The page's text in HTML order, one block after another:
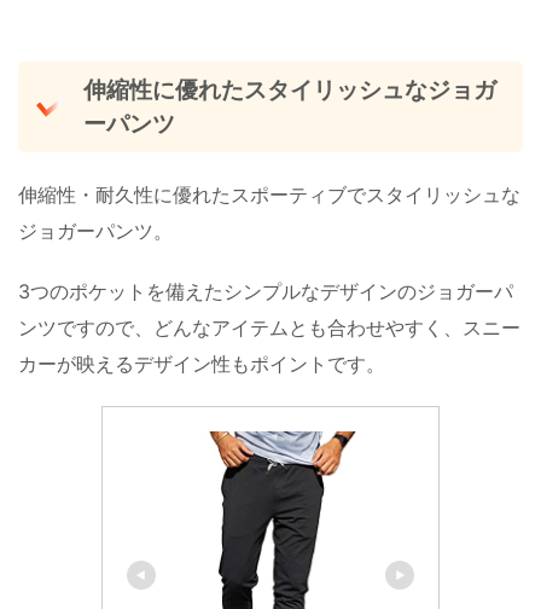
伸縮性に優れたスタイリッシュなジョガ
ーパンツ
伸縮性・耐久性に優れたスポーティブでスタイリッシュな
ジョガーパンツ。
3つのポケットを備えたシンプルなデザインのジョガーパ
ンツですので、どんなアイテムとも合わせやすく、スニー
カーが映えるデザイン性もポイントです。